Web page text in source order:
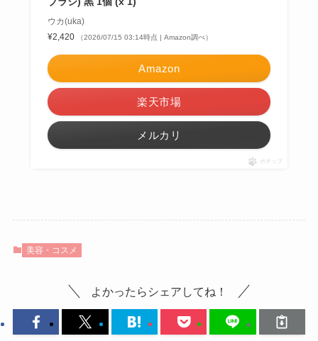
ウカ(uka)
¥2,420
（2026/07/15 03:14時点 | Amazon調べ）
Amazon
楽天市場
メルカリ
ポチップ
美容・コスメ
よかったらシェアしてね！